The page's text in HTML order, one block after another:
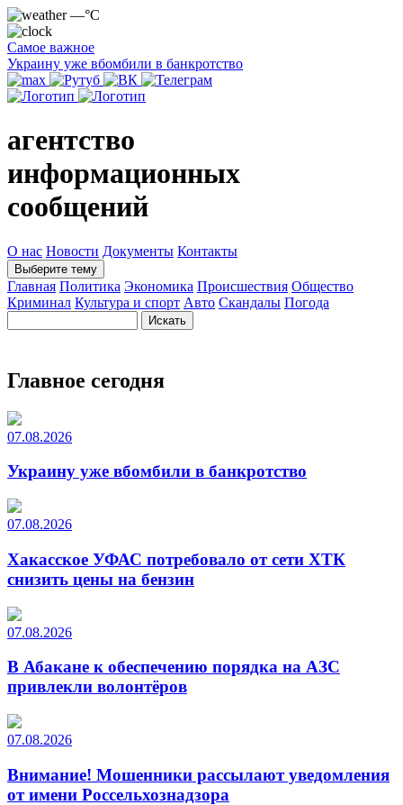
—°C
Самое важное
Украину уже вбомбили в банкротство
агентство
информационных
сообщений
О нас Новости Документы Контакты
Выберите тему
Главная Политика Экономика Происшествия Общество
Криминал Культура и спорт Авто Скандалы Погода
Главное сегодня
07.08.2026
Украину уже вбомбили в банкротство
07.08.2026
Хакасское УФАС потребовало от сети ХТК
снизить цены на бензин
07.08.2026
В Абакане к обеспечению порядка на АЗС
привлекли волонтёров
07.08.2026
Внимание! Мошенники рассылают уведомления
от имени Россельхознадзора